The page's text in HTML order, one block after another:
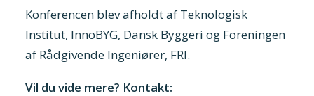
Konferencen blev afholdt af Teknologisk
Institut, InnoBYG, Dansk Byggeri og Foreningen
af Rådgivende Ingeniører, FRI.
Vil du vide mere? Kontakt: